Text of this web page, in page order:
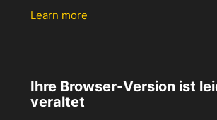
Learn more
Ihre Browser-Version ist
veraltet